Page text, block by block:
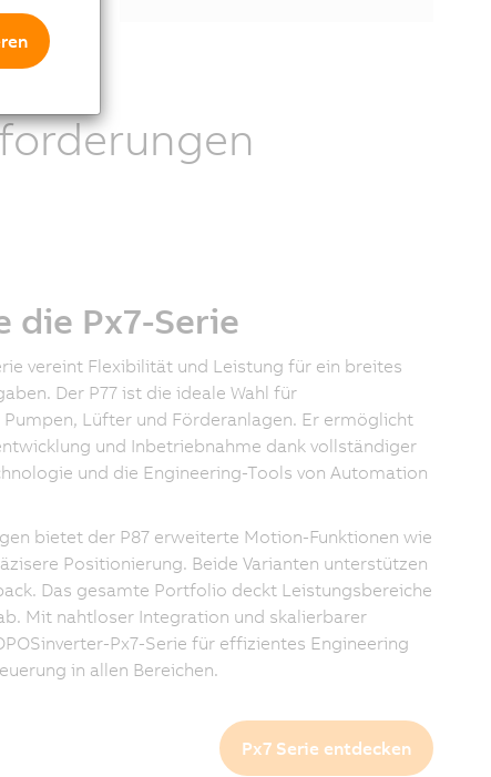
die Px7-Serie
vereint Flexibilität und Leistung für ein breites
Der P77 ist die ideale Wahl für
Lüfter und Förderanlagen. Er ermöglicht
und Inbetriebnahme dank vollständiger
und die Engineering-Tools von Automation
bietet der P87 erweiterte Motion-Funktionen wie
Positionierung. Beide Varianten unterstützen
Das gesamte Portfolio deckt Leistungsbereiche
Mit nahtloser Integration und skalierbarer
Px7-Serie für effizientes Engineering
in allen Bereichen.
Px7 Serie entdecken